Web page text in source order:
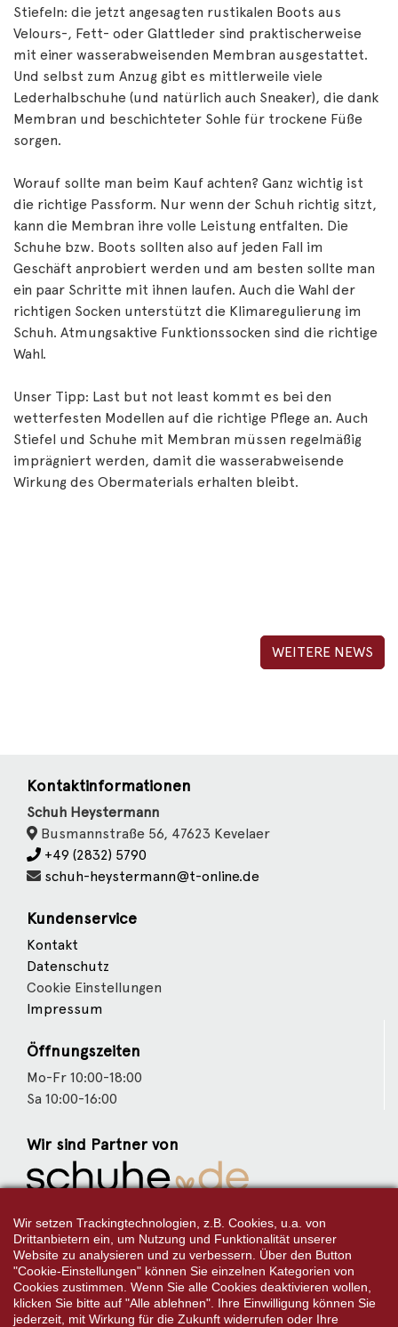
Stiefeln: die jetzt angesagten rustikalen Boots aus
Velours-, Fett- oder Glattleder sind praktischerweise
mit einer wasserabweisenden Membran ausgestattet.
Und selbst zum Anzug gibt es mittlerweile viele
Lederhalbschuhe (und natürlich auch Sneaker), die dank
Membran und beschichteter Sohle für trockene Füße
sorgen.
Worauf sollte man beim Kauf achten? Ganz wichtig ist
die richtige Passform. Nur wenn der Schuh richtig sitzt,
kann die Membran ihre volle Leistung entfalten. Die
Schuhe bzw. Boots sollten also auf jeden Fall im
Geschäft anprobiert werden und am besten sollte man
ein paar Schritte mit ihnen laufen. Auch die Wahl der
richtigen Socken unterstützt die Klimaregulierung im
Schuh. Atmungsaktive Funktionssocken sind die richtige
Wahl.
Unser Tipp: Last but not least kommt es bei den
wetterfesten Modellen auf die richtige Pflege an. Auch
Stiefel und Schuhe mit Membran müssen regelmäßig
imprägniert werden, damit die wasserabweisende
Wirkung des Obermaterials erhalten bleibt.
WEITERE NEWS
Kontaktinformationen
Schuh Heystermann
Busmannstraße 56, 47623 Kevelaer
+49 (2832) 5790
schuh-heystermann@t-online.de
Kundenservice
Kontakt
Datenschutz
Cookie Einstellungen
Impressum
Öffnungszeiten
Mo-Fr 10:00-18:00
Sa 10:00-16:00
Wir sind Partner von
Weitere Partner
Folgen Sie uns:
Wir setzen Trackingtechnologien, z.B. Cookies, u.a. von
Drittanbietern ein, um Nutzung und Funktionalität unserer
Website zu analysieren und zu verbessern. Über den Button
"Cookie-Einstellungen" können Sie einzelnen Kategorien von
Cookies zustimmen. Wenn Sie alle Cookies deaktivieren wollen,
klicken Sie bitte auf "Alle ablehnen". Ihre Einwilligung können Sie
jederzeit, mit Wirkung für die Zukunft widerrufen oder Ihre